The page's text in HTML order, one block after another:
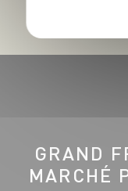
GRAND
MARCHÉ